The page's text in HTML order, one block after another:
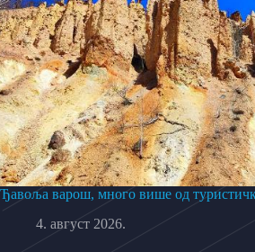
Ђавоља варош, много више од
4. август 2026.